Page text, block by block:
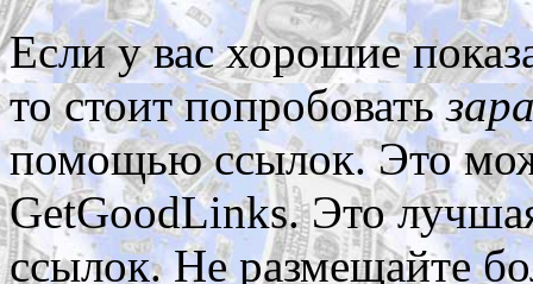
Если у вас хорошие
то стоит попробовать
помощью ссылок. Это
GetGoodLinks. Это
ссылок. Не размещайте